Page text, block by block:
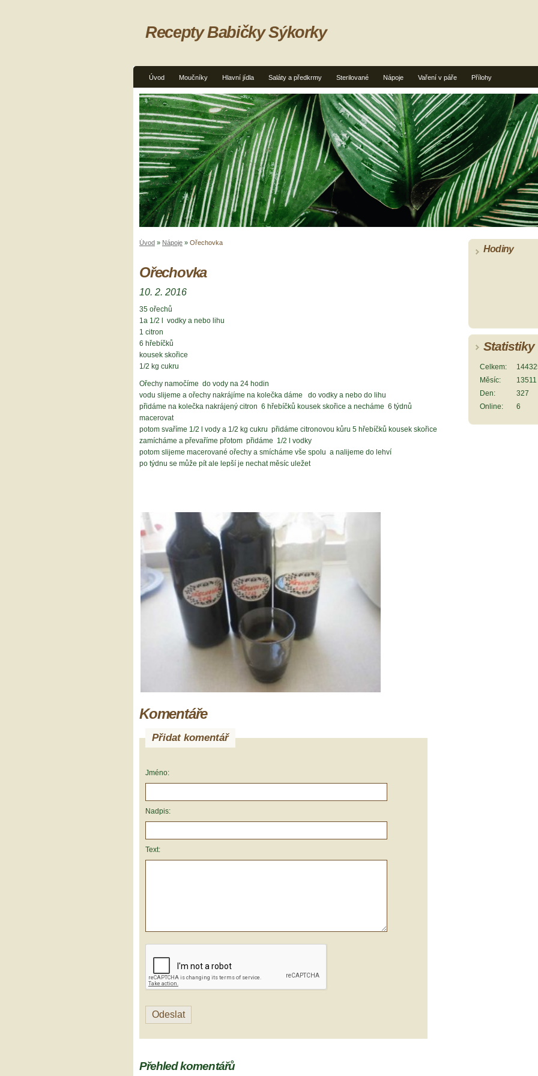
Úvod Moučníky Hlavní jídla Saláty a předkrmy Sterilované Nápoje Vaření v páře Přílohy
Recepty Babičky Sýkorky
Úvod » Nápoje » Ořechovka
Ořechovka
10. 2. 2016
35 ořechů
1a 1/2 l vodky a nebo lihu
1 citron
6 hřebíčků
kousek skořice
1/2 kg cukru
Ořechy namočíme do vody na 24 hodin
vodu slijeme a ořechy nakrájíme na kolečka dáme do vodky a nebo do lihu
přidáme na kolečka nakrájený citron 6 hřebíčků kousek skořice a necháme 6 týdnů
macerovat
potom svaříme 1/2 l vody a 1/2 kg cukru přidáme citronovou kůru 5 hřebíčků kousek skořice
zamícháme a převaříme přotom přidáme 1/2 l vodky
potom slijeme macerované ořechy a smícháme vše spolu a nalijeme do lehví
po týdnu se může pít ale lepší je nechat měsíc uležet
Komentáře
Přidat komentář
Jméno:
Nadpis:
Text:
Přehled komentářů
Hodiny
Statistiky
Online: 6
Celkem:
Měsíc:
13511
Den:
327